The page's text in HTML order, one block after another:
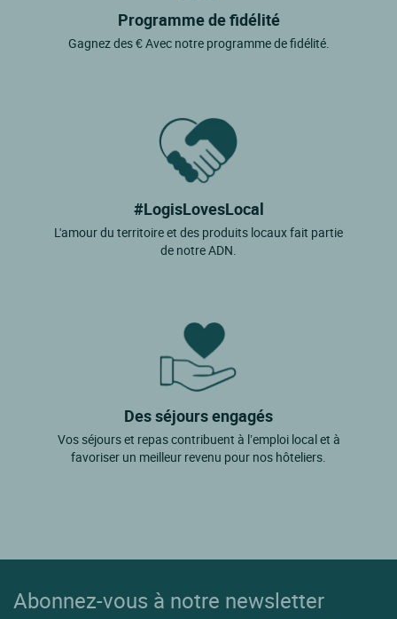
Programme de fidélité
Gagnez des € Avec notre programme de fidélité.
#LogisLovesLocal
L'amour du territoire et des produits locaux fait partie
de notre ADN.
Des séjours engagés
Vos séjours et repas contribuent à l’emploi local et à
favoriser un meilleur revenu pour nos hôteliers.
Abonnez-vous à notre newsletter